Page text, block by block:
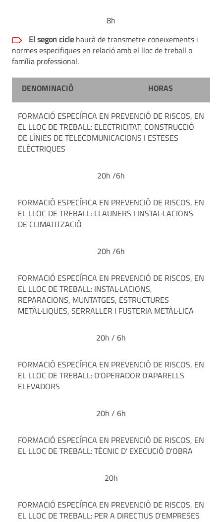
8h
El segon cicle haurà de transmetre coneixements i
normes especifiques en relació amb el lloc de treball o
família professional.
DENOMINACIÓ HORAS
FORMACIÓ ESPECÍFICA EN PREVENCIÓ DE RISCOS, EN
EL LLOC DE TREBALL: ELECTRICITAT, CONSTRUCCIÓ
DE LÍNIES DE TELECOMUNICACIONS I ESTESES
ELÈCTRIQUES
20h /6h
FORMACIÓ ESPECÍFICA EN PREVENCIÓ DE RISCOS, EN
EL LLOC DE TREBALL: LLAUNERS I INSTAL·LACIONS
DE CLIMATITZACIÓ
20h /6h
FORMACIÓ ESPECÍFICA EN PREVENCIÓ DE RISCOS, EN
EL LLOC DE TREBALL: INSTAL·LACIONS,
REPARACIONS, MUNTATGES, ESTRUCTURES
METÀL·LIQUES, SERRALLER I FUSTERIA METÀL·LICA
20h / 6h
FORMACIÓ ESPECÍFICA EN PREVENCIÓ DE RISCOS, EN
EL LLOC DE TREBALL: D'OPERADOR D'APARELLS
ELEVADORS
20h / 6h
FORMACIÓ ESPECÍFICA EN PREVENCIÓ DE RISCOS, EN
EL LLOC DE TREBALL: TÈCNIC D' EXECUCIÓ D'OBRA
20h
FORMACIÓ ESPECÍFICA EN PREVENCIÓ DE RISCOS, EN
EL LLOC DE TREBALL: PER A DIRECTIUS D'EMPRESES